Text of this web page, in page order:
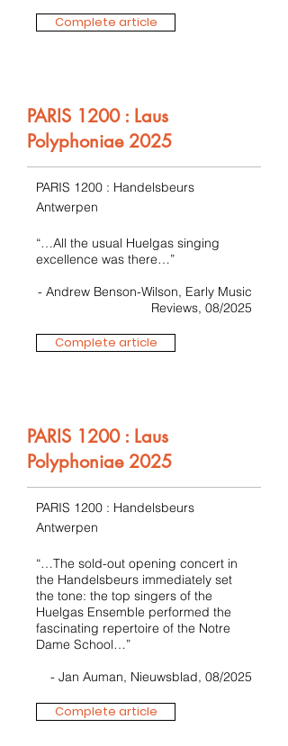
Complete article
PARIS 1200 : Laus
Polyphoniae 2025
PARIS 1200 : Handelsbeurs
Antwerpen
“…All the usual Huelgas singing
excellence was there…”
- Andrew Benson-Wilson, Early Music
Reviews, 08/2025
Complete article
PARIS 1200 : Laus
Polyphoniae 2025
PARIS 1200 : Handelsbeurs
Antwerpen
“…The sold-out opening concert in
the Handelsbeurs immediately set
the tone: the top singers of the
Huelgas Ensemble performed the
fascinating repertoire of the Notre
Dame School…”
- Jan Auman, Nieuwsblad, 08/2025
Complete article